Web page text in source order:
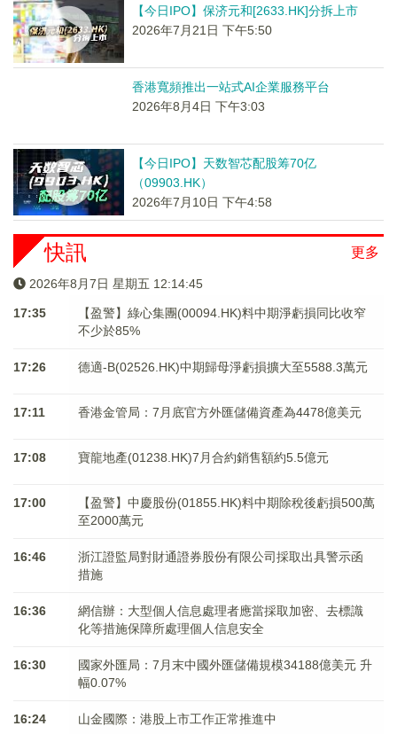
【今日IPO】保济元和[2633.HK]分拆上市
2026年7月21日 下午5:50
香港寬頻推出一站式AI企業服務平台
2026年8月4日 下午3:03
【今日IPO】天数智芯配股筹70亿
（09903.HK）
2026年7月10日 下午4:58
更多
快訊
2026年8月7日 星期五 12:14:45
17:35
【盈警】綠心集團(00094.HK)料中期淨虧損同比收窄
不少於85%
17:26 德適-B(02526.HK)中期歸母淨虧損擴大至5588.3萬元
17:11 香港金管局：7月底官方外匯儲備資產為4478億美元
17:08 寶龍地產(01238.HK)7月合約銷售額約5.5億元
17:00
【盈警】中慶股份(01855.HK)料中期除稅後虧損500萬
至2000萬元
16:46
浙江證監局對財通證券股份有限公司採取出具警示函
措施
16:36
網信辦：大型個人信息處理者應當採取加密、去標識
化等措施保障所處理個人信息安全
16:30
國家外匯局：7月末中國外匯儲備規模34188億美元 升
幅0.07%
16:24 山金國際：港股上市工作正常推進中